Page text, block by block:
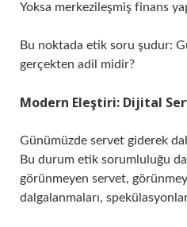
Yoksa merkezileşmiş finans
Bu noktada etik soru şudur:
gerçekten adil midir?
Modern Eleştiri: Dijital
Günümüzde servet giderek
Bu durum etik sorumluluğu
görünmeyen servet,
dalgalanmaları,